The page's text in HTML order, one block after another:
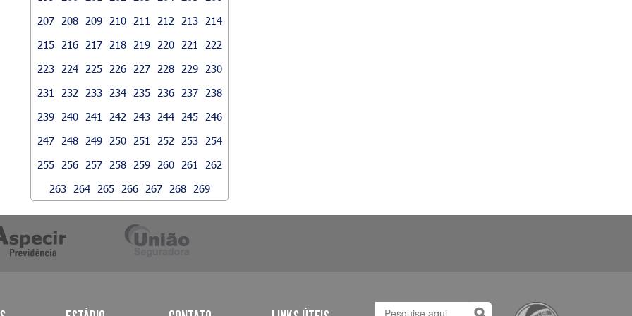
207
208 209 210 211 212 213
214
215
216 217 218 219 220 221
222
223
224 225 226 227 228 229
230
231
232 233 234 235 236 237
238
239
240 241 242 243 244 245
246
247
248 249 250 251 252 253
254
255
256 257 258 259 260 261
262
263
264 265 266 267 268 269